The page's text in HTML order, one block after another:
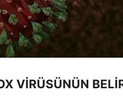
VİRÜSÜNÜN